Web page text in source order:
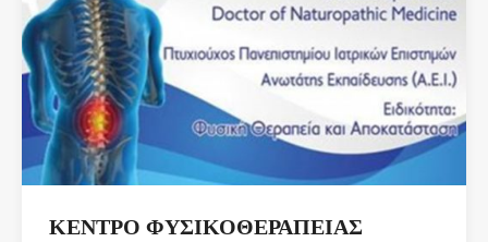
ΚΕΝΤΡΟ ΦΥΣΙΚΟΘΕΡΑΠΕΙΑΣ